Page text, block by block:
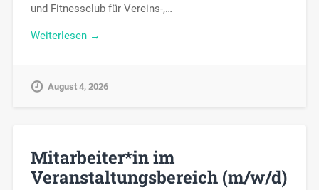
und Fitnessclub für Vereins-,…
Weiterlesen →
August 4, 2026
Mitarbeiter*in im
Veranstaltungsbereich (m/w/d)